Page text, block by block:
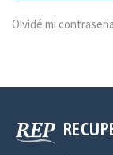
Olvidé mi contraseña